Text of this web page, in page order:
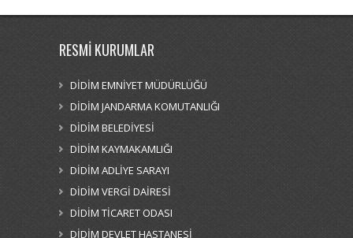
RESMİ KURUMLAR
DİDİM EMNİYET MÜDÜRLÜĞÜ
DİDİM JANDARMA KOMUTANLIĞI
DİDİM BELEDİYESİ
DİDİM KAYMAKAMLIĞI
DİDİM ADLİYE SARAYI
DİDİM VERGİ DAİRESİ
DİDİM TİCARET ODASI
DİDİM DEVLET HASTANESİ